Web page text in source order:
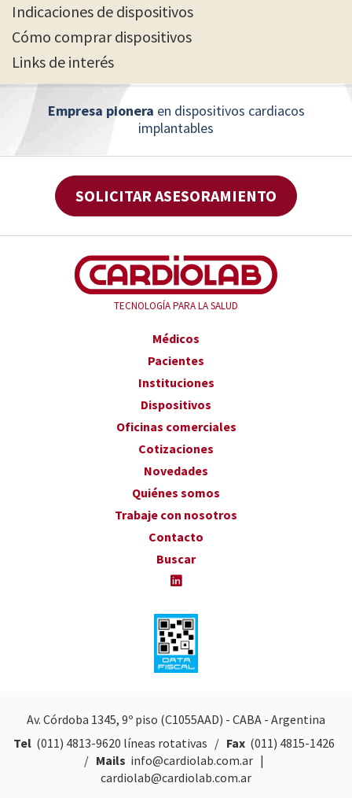
Indicaciones de dispositivos
Cómo comprar dispositivos
Links de interés
Empresa pionera en dispositivos cardiacos
implantables
SOLICITAR ASESORAMIENTO
TECNOLOGÍA PARA LA SALUD
Médicos
Pacientes
Instituciones
Dispositivos
Oficinas comerciales
Cotizaciones
Novedades
Quiénes somos
Trabaje con nosotros
Contacto
Buscar
Av. Córdoba 1345, 9º piso (C1055AAD) - CABA - Argentina
Tel (011) 4813-9620 líneas rotativas / Fax (011) 4815-1426
/ Mails info@cardiolab.com.ar|
cardiolab@cardiolab.com.ar